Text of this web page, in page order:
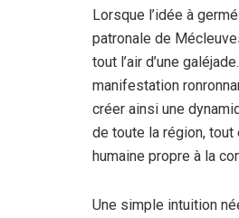
Lorsque l’idée à
patronale de
tout l’air d’une
manifestation
créer ainsi une
de toute la région,
humaine propre à la
Une simple intuition